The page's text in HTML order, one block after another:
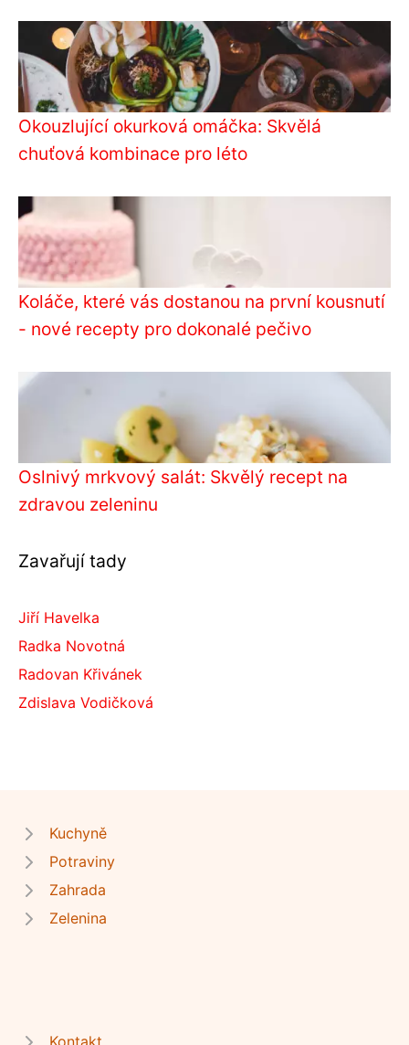
Okouzlující okurková omáčka: Skvělá
chuťová kombinace pro léto
Koláče, které vás dostanou na první kousnutí
- nové recepty pro dokonalé pečivo
Oslnivý mrkvový salát: Skvělý recept na
zdravou zeleninu
Zavařují tady
Jiří Havelka
Radka Novotná
Radovan Křivánek
Zdislava Vodičková
Kuchyně
Potraviny
Zahrada
Zelenina
Kontakt